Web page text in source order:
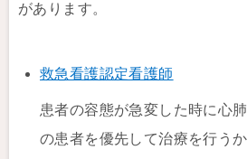
があります。
救急看護認定看護師
患者の容態が急変した時に心
の患者を優先して治療を行う